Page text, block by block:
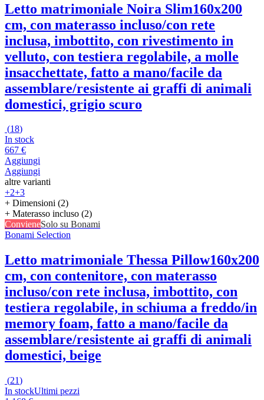
Letto matrimoniale Noira Slim160x200
cm, con materasso incluso/con rete
inclusa, imbottito, con rivestimento in
velluto, con testiera regolabile, a molle
insacchettate, fatto a mano/facile da
assemblare/resistente ai graffi di animali
domestici, grigio scuro
(18)
In stock
667 €
Aggiungi
Aggiungi
altre varianti
+2+3
+ Dimensioni (2)
+ Materasso incluso (2)
ConvieneSolo su Bonami
Bonami Selection
Letto matrimoniale Thessa Pillow160x200
cm, con contenitore, con materasso
incluso/con rete inclusa, imbottito, con
testiera regolabile, in schiuma a freddo/in
memory foam, fatto a mano/facile da
assemblare/resistente ai graffi di animali
domestici, beige
(21)
In stockUltimi pezzi